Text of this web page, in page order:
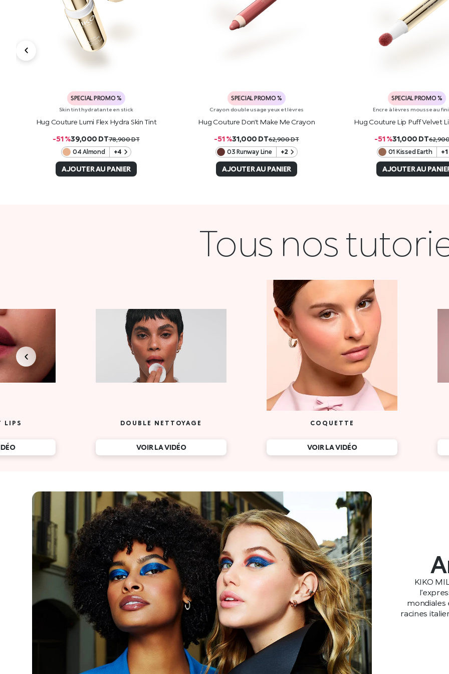
SPECIAL PROMO %
Skin tint hydratante en stick
Hug Couture Lumi Flex Hydra Skin Tint
-51 %39,000 DT78,900DT
04 Almond +4
AJOUTER AU PANIER
SPECIAL PROMO %
Crayon double usage yeux et lèvres
Hug Couture Don’t Make Me Crayon
-51 %31,000 DT62,900DT
03 Runway Line +2
AJOUTER AU PANIER
SPECIAL PROMO %
Encre à lèvres mousse au
Hug Couture Lip Puff Velvet
-51 %31,000 DT
01 Kissed Earth +1
AJOUTER AU
Tous nos
LIPS DOUBLE NETTOYAGE
VOIR LA VIDÉO
COQUETTE
VOIR LA VIDÉO
KIKO
mondiales
racines